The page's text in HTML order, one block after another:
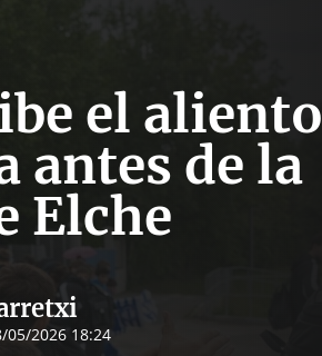
el aliento
antes de la
Elche
05/2026 18:24